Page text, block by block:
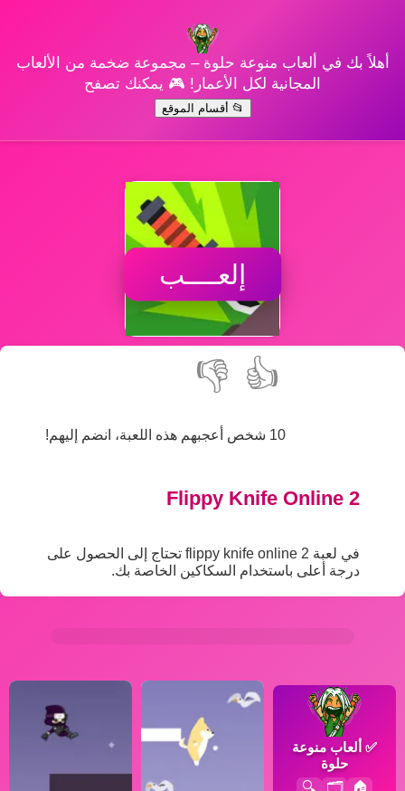
أهلاً بك في ألعاب منوعة حلوة – مجموعة ضخمة من الألعاب
المجانية لكل الأعمار! 🎮 يمكنك تصفح
📂 أقسام الموقع
إلعــــب
👍
👎
10 شخص أعجبهم هذه اللعبة، انضم إليهم!
Flippy Knife Online 2
في لعبة flippy knife online 2 تحتاج إلى الحصول على
درجة أعلى باستخدام السكاكين الخاصة بك.
✅ ألعاب منوعة
حلوة